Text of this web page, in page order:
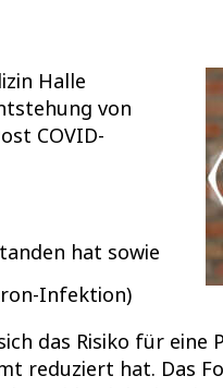
Halle
von
COVID-
hat sowie
Infektion)
das Risiko für eine
reduziert hat. Das